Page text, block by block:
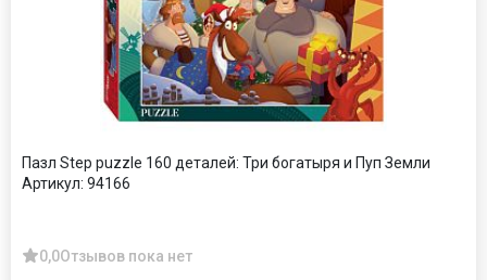
Пазл Step puzzle 160 деталей: Три богатыря и Пуп Земли
Артикул: 94166
0,0Отзывов пока нет